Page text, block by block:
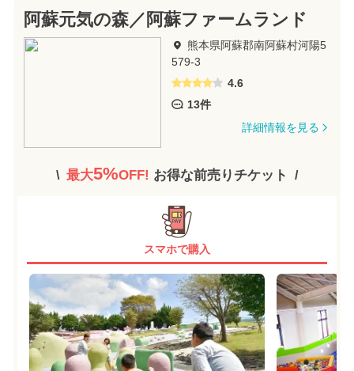
阿蘇元気の森／阿蘇ファームランド
熊本県阿蘇郡南阿蘇村河陽5
579-3
4.6
13件
詳細情報を見る
最大5%OFF! お得な前売りチケット
スマホで購入